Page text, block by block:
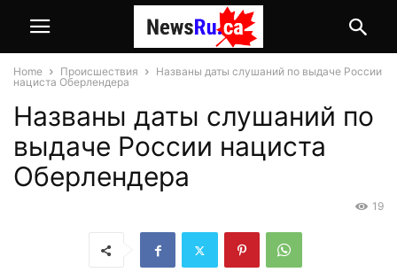
Home Происшествия
Названы даты слушаний по выдаче России
нациста Оберлендера
Названы даты слушаний по
выдаче России нациста
Оберлендера
19